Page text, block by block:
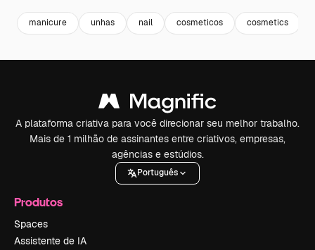
manicure unhas nail cosmeticos cosmetics
A plataforma criativa para você direcionar seu melhor trabalho.
Mais de 1 milhão de assinantes entre criativos, empresas,
agências e estúdios.
Português
Produtos
Spaces
Assistente de IA